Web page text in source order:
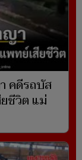
คดีรถบัส
ชีวิต แม่